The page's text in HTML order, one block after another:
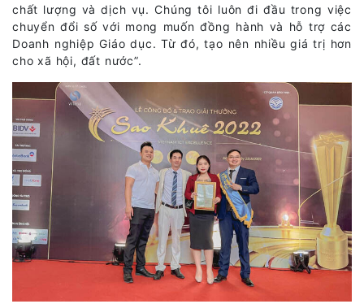
chất lượng và dịch vụ. Chúng tôi luôn đi đầu trong việc
chuyển đổi số với mong muốn đồng hành và hỗ trợ các
Doanh nghiệp Giáo dục. Từ đó, tạo nên nhiều giá trị hơn
cho xã hội, đất nước”.